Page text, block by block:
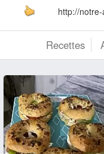
http://
Recettes